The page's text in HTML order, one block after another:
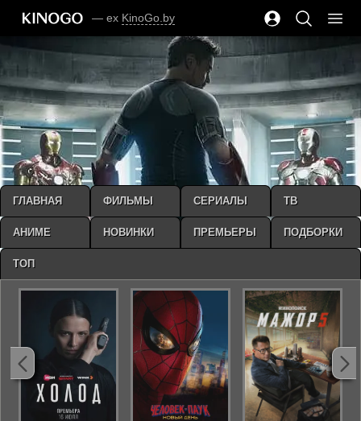
— ex KinoGo.by
ГЛАВНАЯ ФИЛЬМЫ СЕРИАЛЫ ТВ
АНИМЕ НОВИНКИ ПРЕМЬЕРЫ ПОДБОРКИ
ТОП